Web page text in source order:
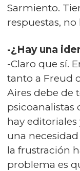
Sarmiento.
respuestas, no
-¿Hay una
-Claro que sí.
tanto a Freud
Aires debe de
psicoanalistas
hay
una
la frustración
problema es